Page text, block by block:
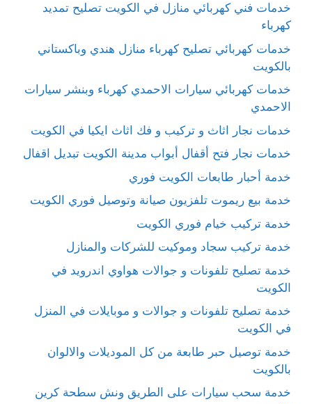
خدمات فني كهربائي منازل في الكويت تصليح تمديد
كهرباء
خدمات كهربائي تصليح كهرباء منازل هندي وباكستاني
بالكويت
خدمات كهربائي سيارات الاحمدي كهرباء وبنشر سيارات
الاحمدي
خدمات نجار اثاث و تركيب و فك اثاث ايكيا في الكويت
خدمات نجار فتح أقفال أبواب مدينة الكويت تبديل اقفال
خدمة أحبار طابعات الكويت فوري
خدمة بيع ريموت تلفزيون صيانة وتوصيل فوري الكويت
خدمة تركيب خيام فوري الكويت
خدمة تركيب سجاد وموكيت للشركات والمنازل
خدمة تصليح تلفونات و جوالات هواوي اندرويد في
الكويت
خدمة تصليح تلفونات و جوالات و موبايلات في المنزل
في الكويت
خدمة توصيل حبر طابعة من كل الموديلات والالوان
بالكويت
خدمة سحب سيارات على الطريق ونش سطحة كرين